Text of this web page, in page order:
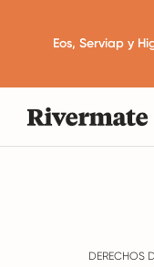
Eos, Serviap y
DERECHOS